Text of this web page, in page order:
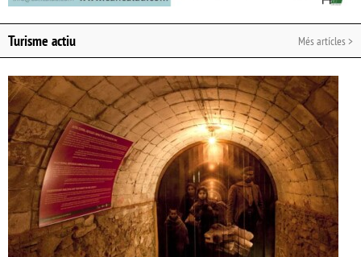
Turisme actiu Més artícles >